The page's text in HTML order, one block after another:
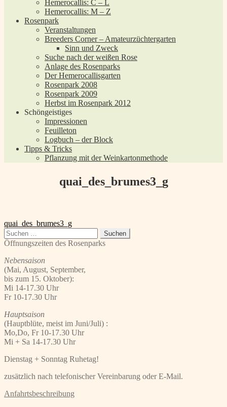
Hemerocallis: C – L
Hemerocallis: M – Z
Rosenpark
Veranstaltungen
Breeders Corner – Amateurzüchtergarten
Sinn und Zweck
Suche nach der weißen Rose
Anlage des Rosenparks
Der Hemerocallisgarten
Rosenpark 2008
Rosenpark 2009
Herbst im Rosenpark 2012
Schöngeistiges
Impressionen
Feuilleton
Logbuch – der Block
Tipps & Tricks
Pflanzung mit der Weinkartonmethode
quai_des_brumes3_g
Beitragsnavigation
Vorheriger
Beitrag:
quai_des_brumes3_g
Suchen
nach:
Öffnungszeiten des Rosenparks
Nebensaison
(Mai, August, September,
bis zum 15. Oktober):
Mi 14-17.30 Uhr
Fr 10-17.30 Uhr
Hauptsaison
(Hauptblüte, meist im Juni/Juli) :
Mo,Do, Fr 10-17.30 Uhr
Mi + Sa 14-17.30 Uhr
Dienstag + Sonntag Ruhetag!
zusätzlich nach telefonischer Vereinbarung oder E-Mail.
Anfahrtsbeschreibung